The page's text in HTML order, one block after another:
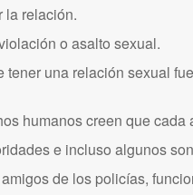
la relación.
o asalto sexual.
tener una relación sexual
humanos creen que
e incluso algunos
de los policías,